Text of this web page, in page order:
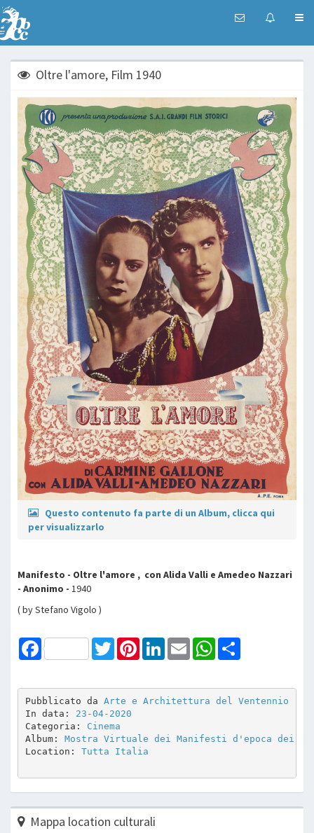
Oltre l'amore, Film 1940
Questo contenuto fa parte di un Album, clicca qui
per visualizzarlo
Manifesto - Oltre l'amore , con Alida Valli e Amedeo Nazzari
- Anonimo - 1940
( by Stefano Vigolo )
Facebook TwitterPinterestLinkedInEmail WhatsApp
Pubblicato da Arte e Architettura del Ventennio
In data: 23-04-2020
Categoria: Cinema
Album: Mostra Virtuale dei Manifesti d'epoca dei
Location: Tutta Italia
Mappa location culturali